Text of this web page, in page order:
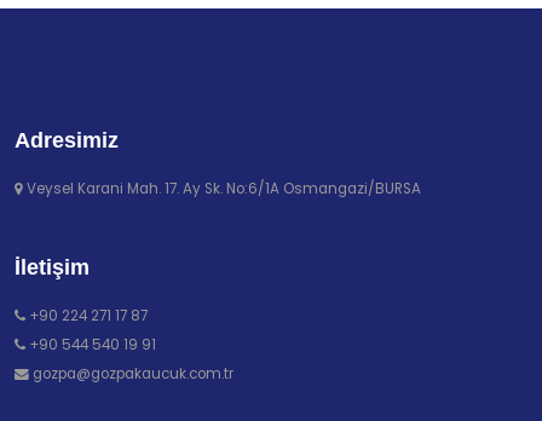
Adresimiz
Veysel Karani Mah. 17. Ay Sk. No:6/1A Osmangazi/BURSA
İletişim
+90 224 271 17 87
+90 544 540 19 91
gozpa@gozpakaucuk.com.tr